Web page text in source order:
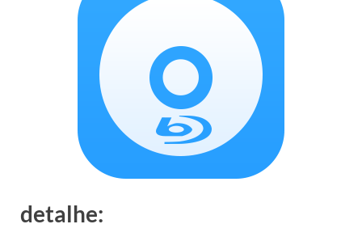
detalhe: